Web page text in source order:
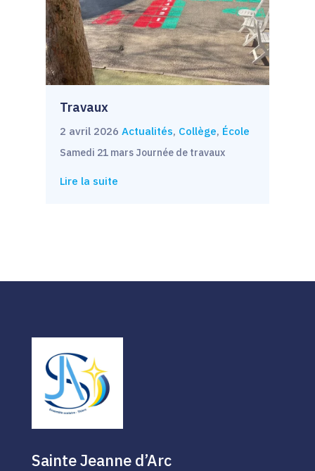
Travaux
2 avril 2026 Actualités, Collège, École
Samedi 21 mars Journée de travaux
Lire la suite
Sainte Jeanne d’Arc